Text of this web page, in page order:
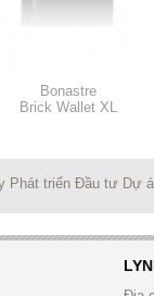
Bonastre
Brick Wallet XL
Phát triển Đầu tư Dự